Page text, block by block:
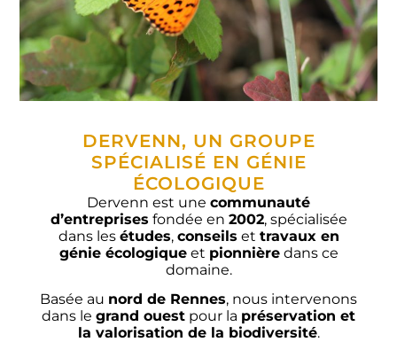
DERVENN, UN GROUPE
SPÉCIALISÉ EN GÉNIE
ÉCOLOGIQUE
Dervenn est une communauté
d’entreprises fondée en 2002, spécialisée
dans les études, conseils et travaux en
génie écologiqueet pionnièredans ce
domaine.
Basée au nord de Rennes, nous intervenons
dans le grand ouest pour la préservation et
la valorisation de la biodiversité.